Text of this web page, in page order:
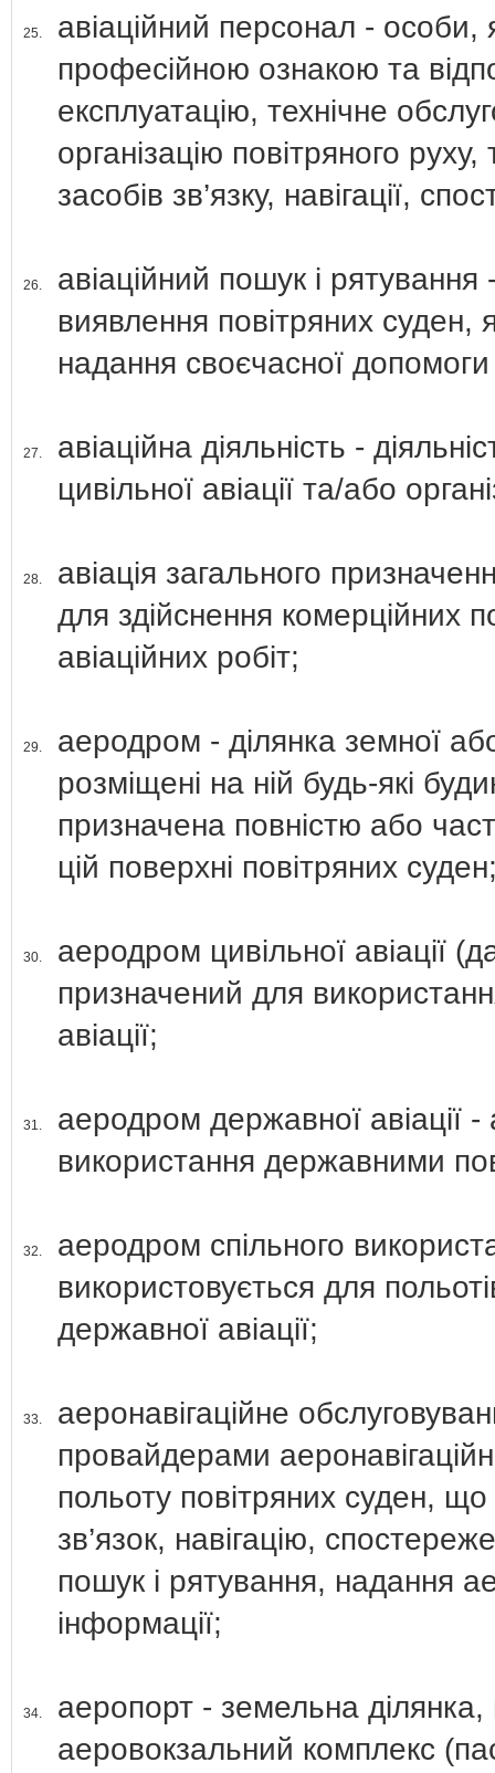
25.
авіаційний персонал - особи,
професійною ознакою та
експлуатацію, технічне
організацію повітряного
засобів зв’язку, навігації,
26.
авіаційний пошук і
виявлення повітряних суден,
надання своєчасної допомоги
27.
авіаційна діяльність -
цивільної авіації та/або
28.
авіація загального
для здійснення комерційних
авіаційних робіт;
29.
аеродром - ділянка земної
розміщені на ній будь-які
призначена повністю або
цій поверхні повітряних
30.
аеродром цивільної авіації
призначений для
авіації;
31.
аеродром державної авіації
використання державними
32.
аеродром спільного
використовується для
державної авіації;
33.
аеронавігаційне
провайдерами
польоту повітряних суден, що
зв’язок, навігацію,
пошук і рятування, надання
інформації;
34.
аеропорт - земельна
аеровокзальний комплекс